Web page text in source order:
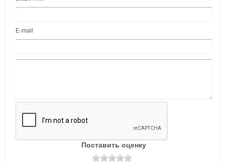
E-mail
Поставить оценку